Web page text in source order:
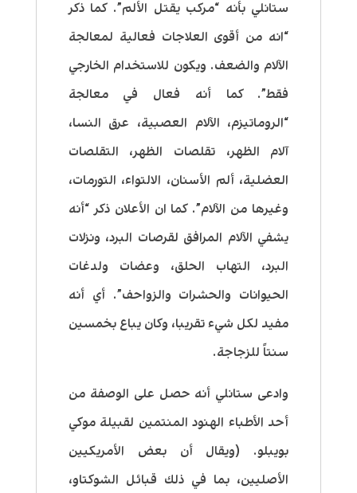
ستانلي بأنه “مركب يقتل الألم”. كما ذكر
“انه من أقوى العلاجات فعالية لمعالجة
الآلام والضعف. ويكون للاستخدام الخارجي
فقط”. كما أنه فعال في معالجة
“الروماتيزم، الآلام العصبية، عرق النسا،
آلام الظهر، تقلصات الظهر، التقلصات
العضلية، ألم الأسنان، الالتواء، التورمات،
وغيرها من الآلام”. كما ان الأعلان ذكر “أنه
يشفي الآلام المرافق لقرصات البرد، ونزلات
البرد، التهاب الحلق، وعضات ولدغات
الحيوانات والحشرات والزواحف”. أي أنه
مفيد لكل شيء تقريبا، وكان يباع بخمسين
سنتاً للزجاجة.
وادعى ستانلي أنه حصل على الوصفة من
أحد الأطباء الهنود المنتمين لقبيلة موكي
بويبلو. (ويقال أن بعض الأمريكيين
الأصليين، بما في ذلك قبائل الشوكتاو،